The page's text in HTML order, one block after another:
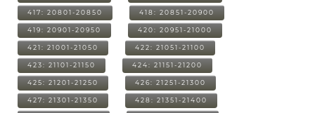
417: 20801-20850 418: 20851-20900
419: 20901-20950 420: 20951-21000
421: 21001-21050 422: 21051-21100
423: 21101-21150 424: 21151-21200
425: 21201-21250 426: 21251-21300
427: 21301-21350 428: 21351-21400